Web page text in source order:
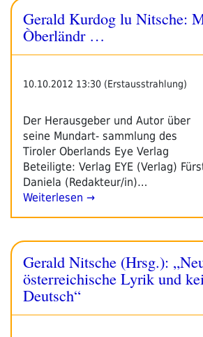
Gerald Kurdog lu Nitsche:
Òberländr …
10.10.2012 13:30 (Erstausstrahlung)
Der Herausgeber und Autor über
seine Mundart- sammlung des
Tiroler Oberlands Eye Verlag
Beteiligte: Verlag EYE (Verlag)
Daniela (Redakteur/in)…
Weiterlesen →
Gerald Nitsche (Hrsg.):
österreichische Lyrik und
Deutsch“